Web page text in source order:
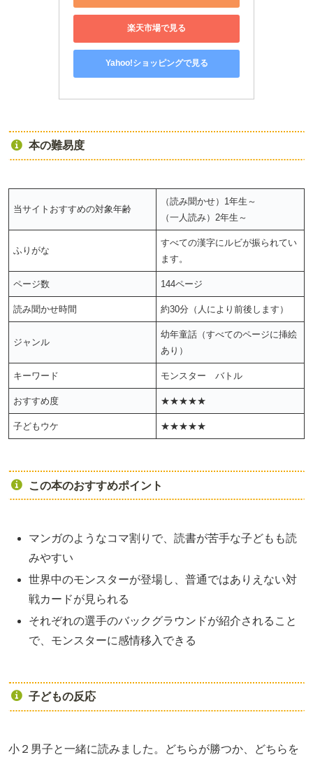
楽天市場で見る
Yahoo!ショッピングで見る
本の難易度
当サイトおすすめの対象年齢
（読み聞かせ）1年生～
（一人読み）2年生～
ふりがな
すべての漢字にルビが振られてい
ます。
ページ数 144ページ
読み聞かせ時間 約30分（人により前後します）
ジャンル
幼年童話（すべてのページに挿絵
あり）
キーワード モンスター バトル
おすすめ度 ★★★★★
子どもウケ ★★★★★
この本のおすすめポイント
マンガのようなコマ割りで、読書が苦手な子どもも読
みやすい
世界中のモンスターが登場し、普通ではありえない対
戦カードが見られる
それぞれの選手のバックグラウンドが紹介されること
で、モンスターに感情移入できる
子どもの反応
小２男子と一緒に読みました。どちらが勝つか、どちらを